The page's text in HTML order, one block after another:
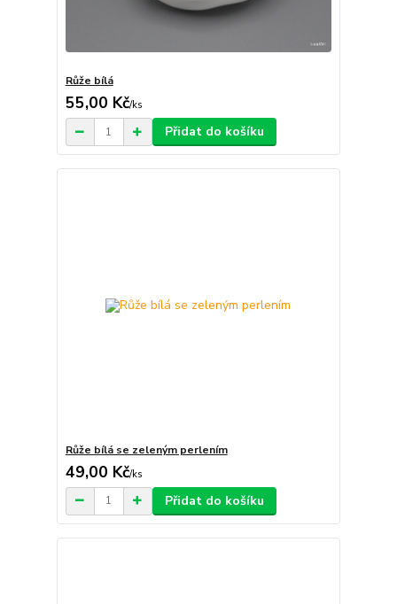
Růže bílá
55,00 Kč/ks
Přidat do košíku
Růže bílá se zeleným perlením
49,00 Kč/ks
Přidat do košíku